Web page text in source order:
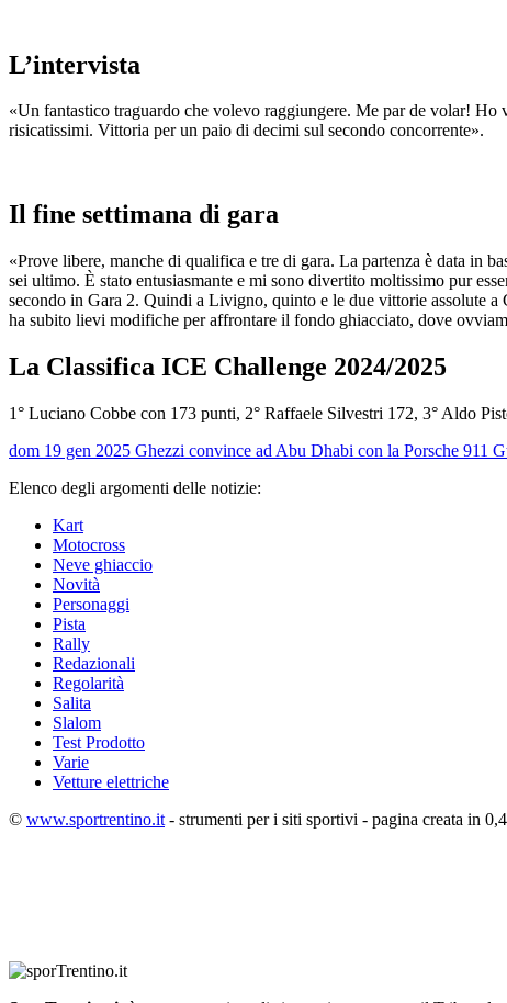
L’intervista
«Un fantastico traguardo che volevo raggiungere. Me par de volar! Ho
risicatissimi. Vittoria per un paio di decimi sul secondo concorrente».
Il fine settimana di gara
«Prove libere, manche di qualifica e tre di gara. La partenza è data in
sei ultimo. È stato entusiasmante e mi sono divertito moltissimo pur
secondo in Gara 2. Quindi a Livigno, quinto e le due vittorie assolute
ha subito lievi modifiche per affrontare il fondo ghiacciato, dove
La Classifica ICE Challenge 2024/2025
1° Luciano Cobbe con 173 punti, 2° Raffaele Silvestri 172, 3° Aldo
dom 19 gen 2025 Ghezzi convince ad Abu Dhabi con la Porsche 911
Elenco degli argomenti delle notizie:
Kart
Motocross
Neve ghiaccio
Novità
Personaggi
Pista
Rally
Redazionali
Regolarità
Salita
Slalom
Test Prodotto
Varie
Vetture elettriche
© www.sportrentino.it - strumenti per i siti sportivi - pagina creata in